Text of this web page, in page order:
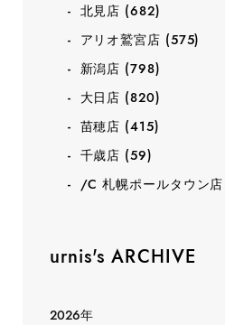
北見店 (682)
アリオ鷲宮店 (575)
新潟店 (798)
大日店 (820)
苗穂店 (415)
千歳店 (59)
/C 札幌ポールタウン店
urnis's ARCHIVE
2026年